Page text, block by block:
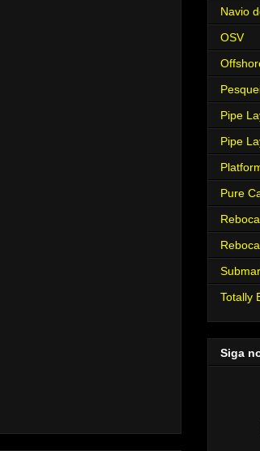
Navio
OSV
Pipe
Pipe
Pure
Totally
Siga